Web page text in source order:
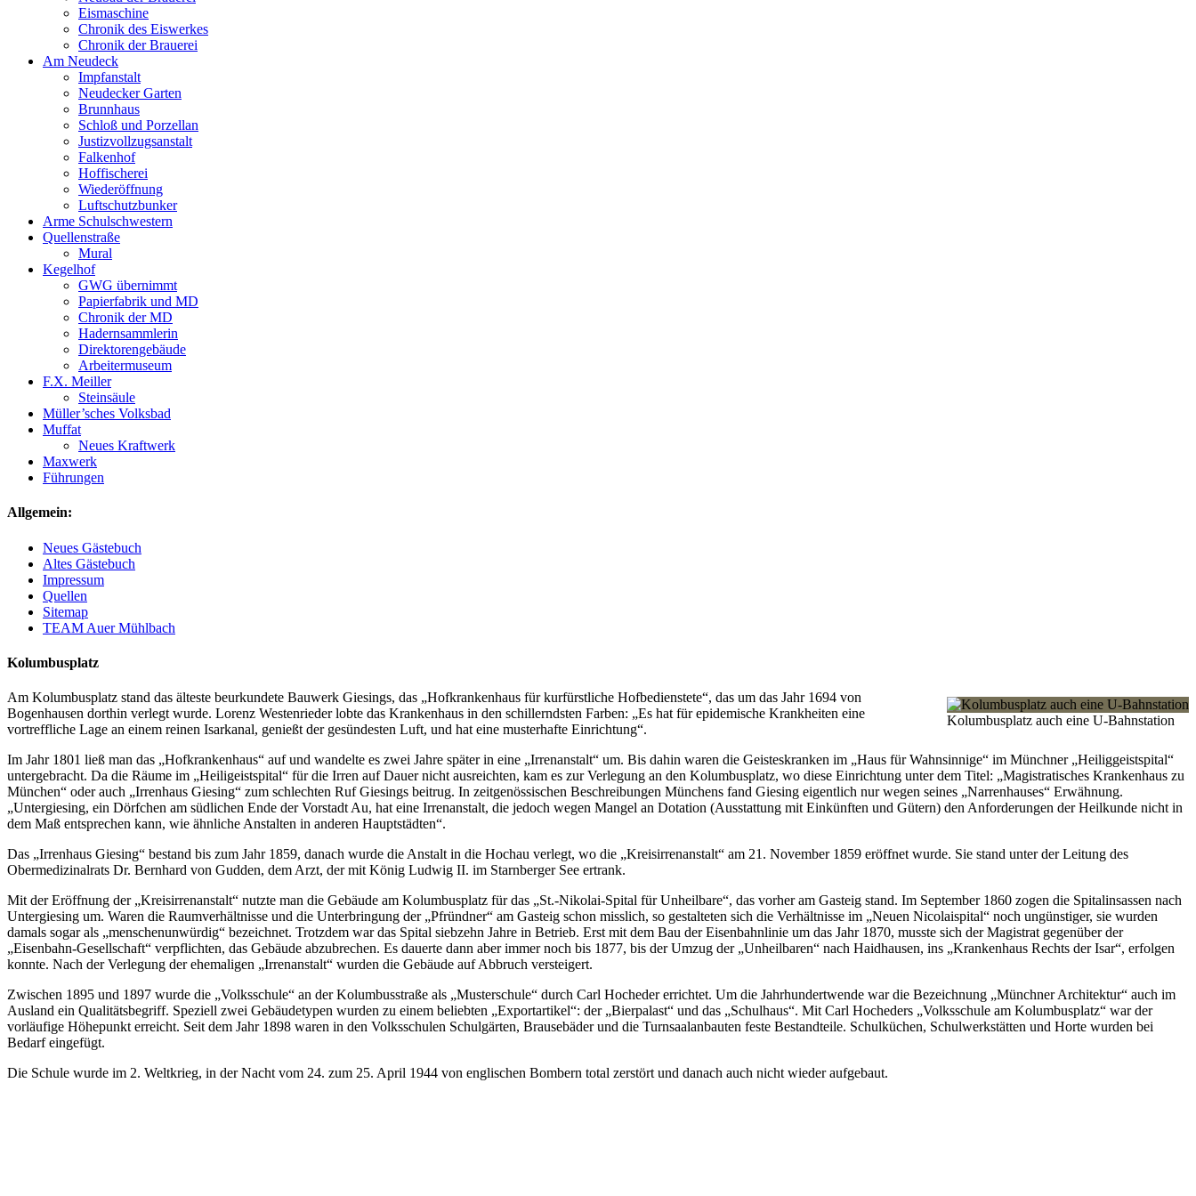
Eismaschine
Chronik des Eiswerkes
Chronik der Brauerei
Am Neudeck
Impfanstalt
Neudecker Garten
Brunnhaus
Schloß und Porzellan
Justizvollzugsanstalt
Falkenhof
Hoffischerei
Wiederöffnung
Luftschutzbunker
Arme Schulschwestern
Quellenstraße
Mural
Kegelhof
GWG übernimmt
Papierfabrik und MD
Chronik der MD
Hadernsammlerin
Direktorengebäude
Arbeitermuseum
F.X. Meiller
Steinsäule
Müller’sches Volksbad
Muffat
Neues Kraftwerk
Maxwerk
Führungen
Allgemein:
Neues Gästebuch
Altes Gästebuch
Impressum
Quellen
Sitemap
TEAM Auer Mühlbach
Kolumbusplatz
Kolumbusplatz auch eine U-Bahnstation
Am Kolumbusplatz stand das älteste beurkundete Bauwerk Giesings, das „Hofkrankenhaus für kurfürstliche Hofbedienstete“, das um das Jahr 1694 von
Bogenhausen dorthin verlegt wurde. Lorenz Westenrieder lobte das Krankenhaus in den schillerndsten Farben: „Es hat für epidemische Krankheiten eine
vortreffliche Lage an einem reinen Isarkanal, genießt der gesündesten Luft, und hat eine musterhafte Einrichtung“.
Im Jahr 1801 ließ man das „Hofkrankenhaus“ auf und wandelte es zwei Jahre später in eine „Irrenanstalt“ um. Bis dahin waren die Geisteskranken im „Haus für Wahnsinnige“ im Münchner „Heiliggeistspital“
untergebracht. Da die Räume im „Heiligeistspital“ für die Irren auf Dauer nicht ausreichten, kam es zur Verlegung an den Kolumbusplatz, wo diese Einrichtung unter dem Titel: „Magistratisches Krankenhaus zu
München“ oder auch „Irrenhaus Giesing“ zum schlechten Ruf Giesings beitrug. In zeitgenössischen Beschreibungen Münchens fand Giesing eigentlich nur wegen seines „Narrenhauses“ Erwähnung.
„Untergiesing, ein Dörfchen am südlichen Ende der Vorstadt Au, hat eine Irrenanstalt, die jedoch wegen Mangel an Dotation (Ausstattung mit Einkünften und Gütern) den Anforderungen der Heilkunde nicht in
dem Maß entsprechen kann, wie ähnliche Anstalten in anderen Hauptstädten“.
Das „Irrenhaus Giesing“ bestand bis zum Jahr 1859, danach wurde die Anstalt in die Hochau verlegt, wo die „Kreisirrenanstalt“ am 21. November 1859 eröffnet wurde. Sie stand unter der Leitung des
Obermedizinalrats Dr. Bernhard von Gudden, dem Arzt, der mit König Ludwig II. im Starnberger See ertrank.
Mit der Eröffnung der „Kreisirrenanstalt“ nutzte man die Gebäude am Kolumbusplatz für das „St.-Nikolai-Spital für Unheilbare“, das vorher am Gasteig stand. Im September 1860 zogen die Spitalinsassen nach
Untergiesing um. Waren die Raumverhältnisse und die Unterbringung der „Pfründner“ am Gasteig schon misslich, so gestalteten sich die Verhältnisse im „Neuen Nicolaispital“ noch ungünstiger, sie wurden
damals sogar als „menschenunwürdig“ bezeichnet. Trotzdem war das Spital siebzehn Jahre in Betrieb. Erst mit dem Bau der Eisenbahnlinie um das Jahr 1870, musste sich der Magistrat gegenüber der
„Eisenbahn-Gesellschaft“ verpflichten, das Gebäude abzubrechen. Es dauerte dann aber immer noch bis 1877, bis der Umzug der „Unheilbaren“ nach Haidhausen, ins „Krankenhaus Rechts der Isar“, erfolgen
konnte. Nach der Verlegung der ehemaligen „Irrenanstalt“ wurden die Gebäude auf Abbruch versteigert.
Zwischen 1895 und 1897 wurde die „Volksschule“ an der Kolumbusstraße als „Musterschule“ durch Carl Hocheder errichtet. Um die Jahrhundertwende war die Bezeichnung „Münchner Architektur“ auch im
Ausland ein Qualitätsbegriff. Speziell zwei Gebäudetypen wurden zu einem beliebten „Exportartikel“: der „Bierpalast“ und das „Schulhaus“. Mit Carl Hocheders „Volksschule am Kolumbusplatz“ war der
vorläufige Höhepunkt erreicht. Seit dem Jahr 1898 waren in den Volksschulen Schulgärten, Brausebäder und die Turnsaalanbauten feste Bestandteile. Schulküchen, Schulwerkstätten und Horte wurden bei
Bedarf eingefügt.
Die Schule wurde im 2. Weltkrieg, in der Nacht vom 24. zum 25. April 1944 von englischen Bombern total zerstört und danach auch nicht wieder aufgebaut.